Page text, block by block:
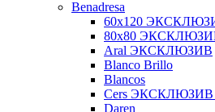
Benadresa
60х120
80х80
Aral ЭКСКЛЮЗИВ
Blanco Brillo
Blancos
Cers ЭКСКЛЮЗИВ
Daren